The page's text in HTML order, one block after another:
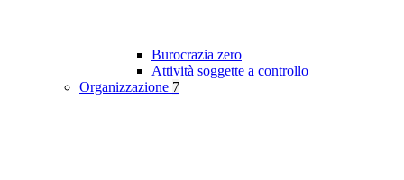
Burocrazia zero
Attività soggette a controllo
Organizzazione 7